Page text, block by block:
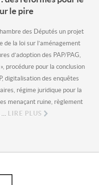
le pire
des Députés un projet
la loi sur l’aménagement
d’adoption des PAP/PAG,
procédure pour la conclusion
digitalisation des enquêtes
régime juridique pour la
menaçant ruine, règlement
… LIRE PLUS